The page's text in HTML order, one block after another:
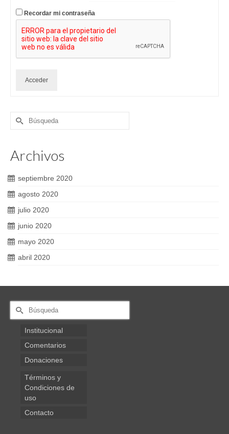
Recordar mi contraseña
Acceder
Buscar
por:
Archivos
septiembre 2020
agosto 2020
julio 2020
junio 2020
mayo 2020
abril 2020
Buscar
por:
Institucional
Comentarios
Donaciones
Términos y
Condiciones de
uso
Contacto